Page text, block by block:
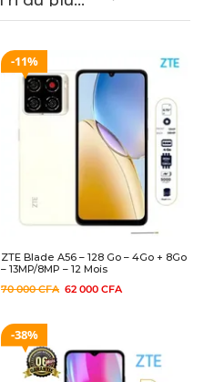
11%
ZTE Blade A56 – 128 Go – 4Go + 8Go
– 13MP/8MP – 12 Mois
70 000CFA 62 000 CFA
38%